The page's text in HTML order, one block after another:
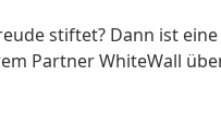
stiftet? Dann ist
Partner WhiteWall